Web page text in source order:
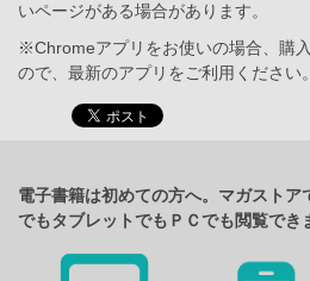
いページがある場合があります。
※Chromeアプリをお使いの場合、購
ので、最新のアプリをご利用ください。
電子書籍は初めての方へ。マガストア
でもタブレットでもＰＣでも閲覧でき